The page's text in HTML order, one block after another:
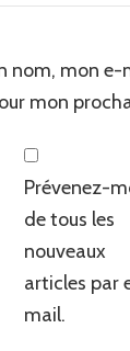
nom, mon
mon
Prévenez-
de tous les
nouveaux
articles par
mail.